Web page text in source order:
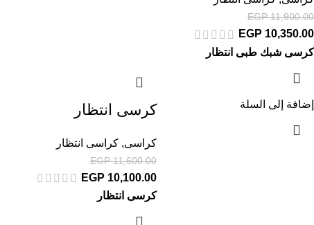
EGP11,900.00
EGP 10,350.00
كرسى شبك طبى انتظار
إضافة إلى السلة كرسى انتظار
كراسى,كراسى انتظار
EGP11,600.00
EGP 10,100.00
كرسى انتظار